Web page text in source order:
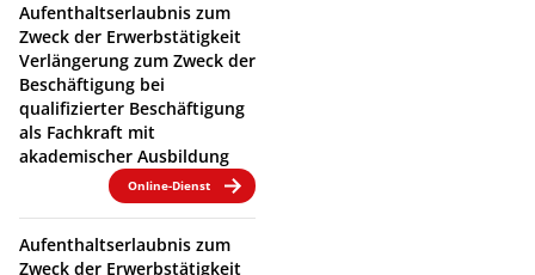
Aufenthaltserlaubnis zum
Zweck der Erwerbstätigkeit
Verlängerung zum Zweck der
Beschäftigung bei
qualifizierter Beschäftigung
als Fachkraft mit
akademischer Ausbildung
Online-Dienst
Aufenthaltserlaubnis zum
Zweck der Erwerbstätigkeit